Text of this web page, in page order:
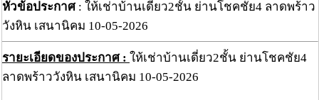
หัวข้อประกาศ: ให้เช่าบ้านเดี่ยว2ชั้น ย่านโชคชัย4 ลาดพร้าว
วังหิน เสนานิคม 10-05-2026
รายะเอียดของประกาศ : ให้เช่าบ้านเดี่ยว2ชั้น ย่านโชคชัย4
ลาดพร้าววังหิน เสนานิคม 10-05-2026